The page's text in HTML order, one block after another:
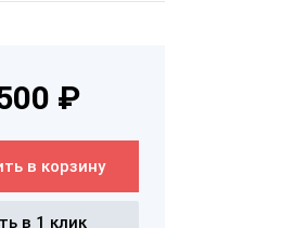
Платформа
₽
в корзину
в 1 клик